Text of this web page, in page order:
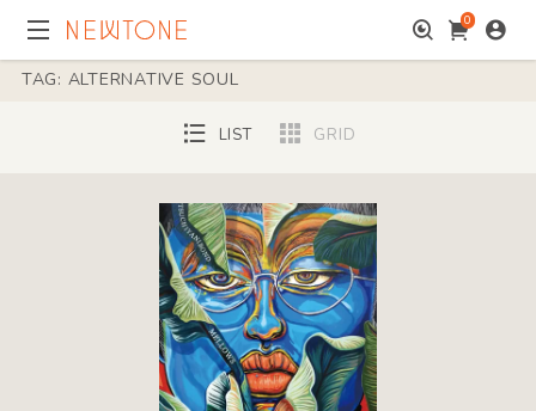
0
TAG: ALTERNATIVE SOUL
LIST GRID